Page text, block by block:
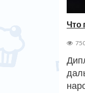
Что